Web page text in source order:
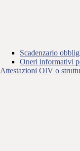
Scadenzario
Oneri informativi
Attestazioni OIV o